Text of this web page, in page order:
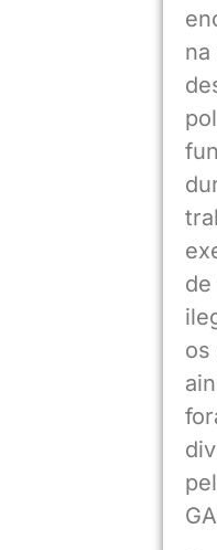
na
de
os